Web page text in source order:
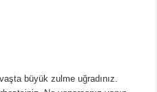
büyük zulme uğradınız.